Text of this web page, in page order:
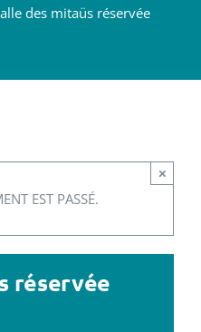
des mitaüs réservée
EST PASSÉ.
×
réservée